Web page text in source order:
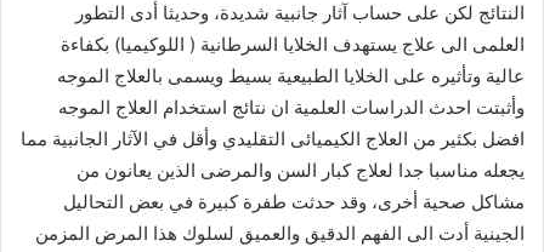
النتائج لكن على حساب آثار جانبية شديدة، وحديثا أدى التطور
العلمى الى علاج يستهدف الخلايا السرطانية ( اللوكيميا) بكفاءة
عالية وتأثيره على الخلايا الطبيعية بسيط ويسمى بالعلاج الموجه
وأثبتت احدث الدراسات العلمية ان نتائج استخدام العلاج الموجه
افضل بكثير من العلاج الكيميائى التقليدي وأقل في الآثار الجانبية مما
يجعله مناسبا جدا لعلاج كبار السن والمرضى الذين يعانون من
مشاكل صحية أخرى، وقد حدثت طفرة كبيرة في بعض التحاليل
الجينية أدت الى الفهم الدقيق والعميق لسلوك هذا المرض المزمن